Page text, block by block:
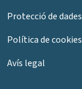
Protecció de dades
Política de cookies
Avís legal